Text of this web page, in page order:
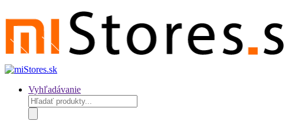
Vyhľadávanie
Products
search